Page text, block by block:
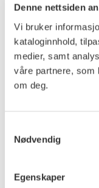
Denne nettsiden
Vi bruker
kataloginnhold,
medier, samt
våre partnere, som
om deg.
Nødvendig
Egenskaper
Signert og datert
1945
Vurdering
NOK 20 000–30